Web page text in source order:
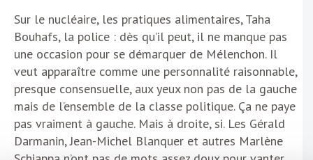
Sur le nucléaire, les pratiques alimentaires, Taha
Bouhafs, la police : dès qu’il peut, il ne manque pas
une occasion pour se démarquer de Mélenchon. Il
veut apparaître comme une personnalité raisonnable,
presque consensuelle, aux yeux non pas de la gauche
mais de l’ensemble de la classe politique. Ça ne paye
pas vraiment à gauche. Mais à droite, si. Les Gérald
Darmanin, Jean-Michel Blanquer et autres Marlène